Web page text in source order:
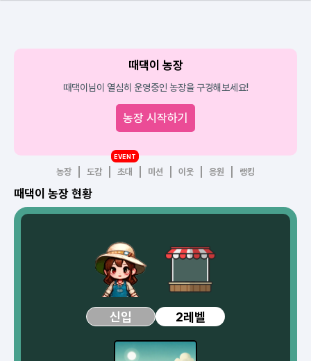
때댁이 농장
때댁이님이 열심히 운영중인 농장을 구경해보세요!
농장 시작하기
농장 도감 초대
EVENT
미션 이웃 응원 랭킹
때댁이 농장 현황
신입 2레벨